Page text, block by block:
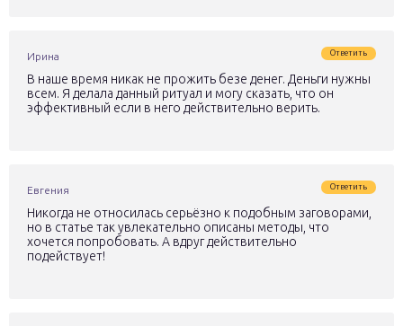
Ирина Ответить
В наше время никак не прожить безе денег. Деньги нужны
всем. Я делала данный ритуал и могу сказать, что он
эффективный если в него действительно верить.
Евгения Ответить
Никогда не относилась серьёзно к подобным заговорами,
но в статье так увлекательно описаны методы, что
хочется попробовать. А вдруг действительно
подействует!